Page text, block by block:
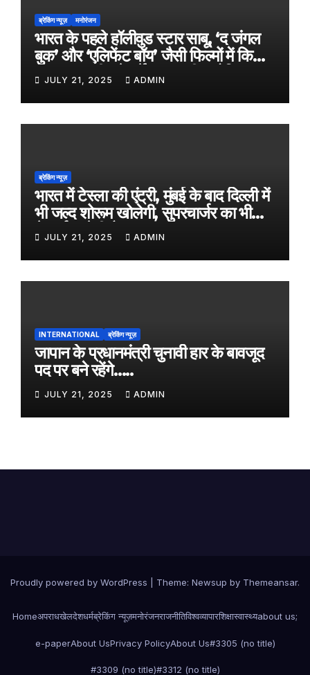
ब्रेकिंग न्यूज़ मनोरंजन
भारत के पहले हॉलीवुड स्टार साबू, ‘द जंगल
बुक’ और ‘एलिफेंट बॉय’ जैसी फिल्मों में किया
काम, जल्द ही बड़े पर्दे पर आएगी बायोपिक
JULY 21, 2025 ADMIN
ब्रेकिंग न्यूज़
भारत में टेस्ला की एंट्री, मुंबई के बाद दिल्ली में
भी जल्द शोरूम खोलेगी, सुपरचार्जर का भी
नेटवर्क करेगी तैयार
JULY 21, 2025 ADMIN
INTERNATIONAL ब्रेकिंग न्यूज़
जापान के प्रधानमंत्री चुनावी हार के बावजूद
पद पर बने रहेंगे…..
JULY 21, 2025 ADMIN
Proudly powered by WordPress Theme: Newsup by Themeansar.
Homeअपराधखेलदेशधर्मब्रेकिंग न्यूज़मनोरंजनराजनीतिविश्वव्यापारशिक्षास्वास्थ्यabout us;
e-paperAbout UsPrivacy PolicyAbout Us#3305 (no title)
#3309 (no title)#3312 (no title)